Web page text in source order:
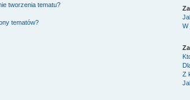
tworzenia tematu?
tematów?
W
Z